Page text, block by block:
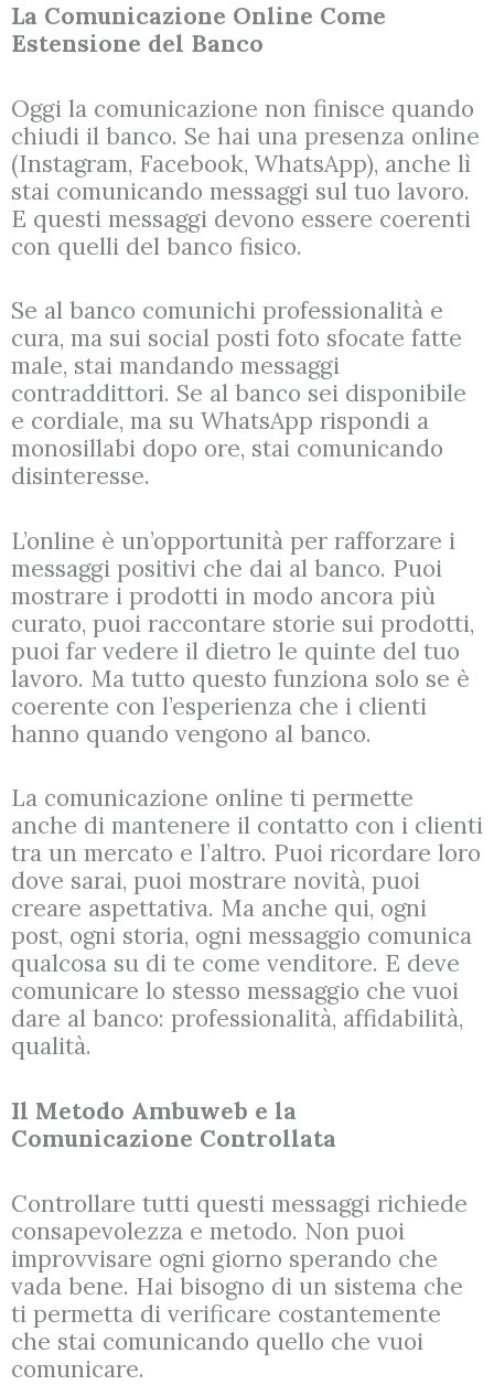
La Comunicazione Online Come
Estensione del Banco
Oggi la comunicazione non finisce quando
chiudi il banco. Se hai una presenza online
(Instagram, Facebook, WhatsApp), anche lì
stai comunicando messaggi sul tuo lavoro.
E questi messaggi devono essere coerenti
con quelli del banco fisico.
Se al banco comunichi professionalità e
cura, ma sui social posti foto sfocate fatte
male, stai mandando messaggi
contraddittori. Se al banco sei disponibile
e cordiale, ma su WhatsApp rispondi a
monosillabi dopo ore, stai comunicando
disinteresse.
L’online è un’opportunità per rafforzare i
messaggi positivi che dai al banco. Puoi
mostrare i prodotti in modo ancora più
curato, puoi raccontare storie sui prodotti,
puoi far vedere il dietro le quinte del tuo
lavoro. Ma tutto questo funziona solo se è
coerente con l’esperienza che i clienti
hanno quando vengono al banco.
La comunicazione online ti permette
anche di mantenere il contatto con i clienti
tra un mercato e l’altro. Puoi ricordare loro
dove sarai, puoi mostrare novità, puoi
creare aspettativa. Ma anche qui, ogni
post, ogni storia, ogni messaggio comunica
qualcosa su di te come venditore. E deve
comunicare lo stesso messaggio che vuoi
dare al banco: professionalità, affidabilità,
qualità.
Il Metodo Ambuweb e la
Comunicazione Controllata
Controllare tutti questi messaggi richiede
consapevolezza e metodo. Non puoi
improvvisare ogni giorno sperando che
vada bene. Hai bisogno di un sistema che
ti permetta di verificare costantemente
che stai comunicando quello che vuoi
comunicare.